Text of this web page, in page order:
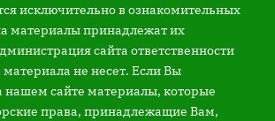
исключительно в ознакомительных
материалы принадлежат их
сайта ответственности
не несет. Если Вы
нашем сайте материалы, которые
права, принадлежащие Вам,